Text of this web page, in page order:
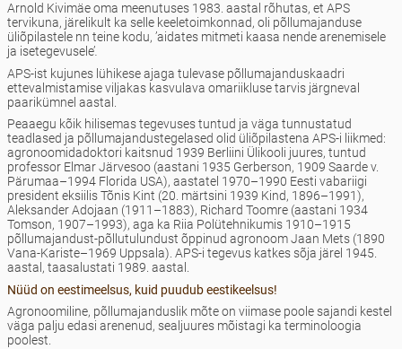
Arnold Kivimäe oma meenutuses 1983. aastal rõhutas, et APS
tervikuna, järelikult ka selle keeletoimkonnad, oli põllumajanduse
üliõpilastele nn teine kodu, ’aidates mitmeti kaasa nende arenemisele
ja isetegevusele’.
APS-ist kujunes lühikese ajaga tulevase põllumajanduskaadri
ettevalmistamise viljakas kasvulava omariikluse tarvis järgneval
paarikümnel aastal.
Peaaegu kõik hilisemas tegevuses tuntud ja väga tunnustatud
teadlased ja põllumajandustegelased olid üliõpilastena APS-i liikmed:
agronoomidadoktori kaitsnud 1939 Berliini Ülikooli juures, tuntud
professor Elmar Järvesoo (aastani 1935 Gerberson, 1909 Saarde v.
Pärumaa–1994 Florida USA), aastatel 1970–1990 Eesti vabariigi
president eksiilis Tõnis Kint (20. märtsini 1939 Kind, 1896–1991),
Aleksander Adojaan (1911–1883), Richard Toomre (aastani 1934
Tomson, 1907–1993), aga ka Riia Polütehnikumis 1910–1915
põllumajandust-põllutulundust õppinud agronoom Jaan Mets (1890
Vana-Kariste–1969 Uppsala). APS-i tegevus katkes sõja järel 1945.
aastal, taasalustati 1989. aastal.
Nüüd on eestimeelsus, kuid puudub eestikeelsus!
Agronoomiline, põllumajanduslik mõte on viimase poole sajandi kestel
väga palju edasi arenenud, sealjuures mõistagi ka terminoloogia
poolest.